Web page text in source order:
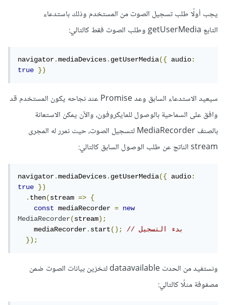
يجب أولًا طلب تسجيل الصوت من المستخدم وذلك باستدعاء
التابع getUserMedia وطلب الصوت فقط كالتالي:
navigator.mediaDevices.getUserMedia({ audio:
true
})
سيعيد الاستدعاء السابق وعد Promise عند نجاحه يكون المستخدم قد
وافق على السماحية بالوصول للمايكروفون، والآن يمكن الاستعانة
بالصنف MediaRecorder لتسجيل الصوت، حيث نمرر له المجرى
stream الناتج عن طلب الوصول السابق كالتالي:
navigator.mediaDevices.getUserMedia({ audio:
true
})
.then(stream =>
{
const mediaRecorder =
new
MediaRecorder(stream);
    mediaRecorder
.start();
// بدء التسجيل
});
ونستفيد من الحدث dataavailable لتخزين بيانات الصوت ضمن
مصفوفة مثلًا كالتالي: